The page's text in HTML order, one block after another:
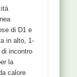
di D1 e
in alto, 1-
incontro
la
calore